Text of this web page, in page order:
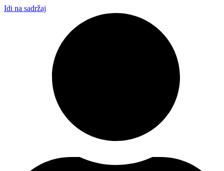
Idi na sadržaj